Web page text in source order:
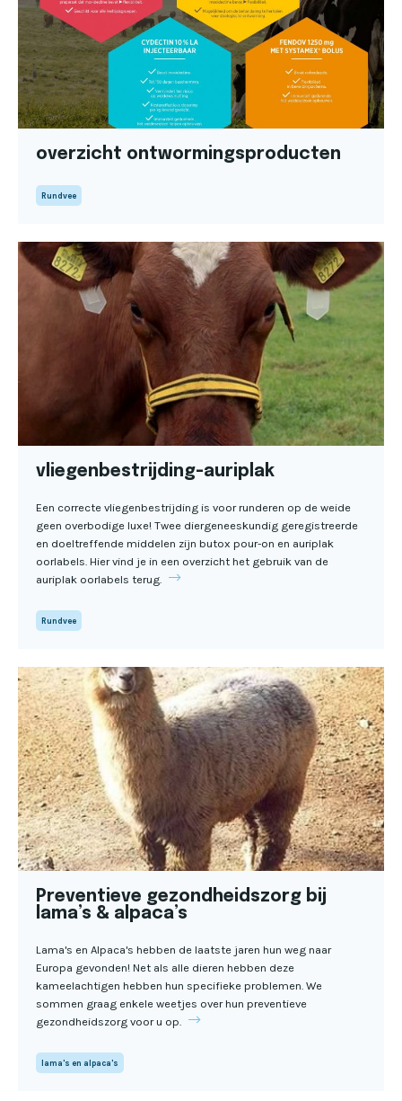
overzicht ontwormingsproducten
Rundvee
vliegenbestrijding-auriplak
Een correcte vliegenbestrijding is voor runderen op de weide
geen overbodige luxe! Twee diergeneeskundig geregistreerde
en doeltreffende middelen zijn butox pour-on en auriplak
oorlabels. Hier vind je in een overzicht het gebruik van de
auriplak oorlabels terug.
Rundvee
Preventieve gezondheidszorg bij
lama’s & alpaca’s
Lama's en Alpaca's hebben de laatste jaren hun weg naar
Europa gevonden! Net als alle dieren hebben deze
kameelachtigen hebben hun specifieke problemen. We
sommen graag enkele weetjes over hun preventieve
gezondheidszorg voor u op.
lama's en alpaca's